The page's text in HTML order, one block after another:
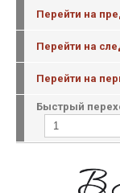
Перейти на
Перейти на
Перейти на
Быстрый